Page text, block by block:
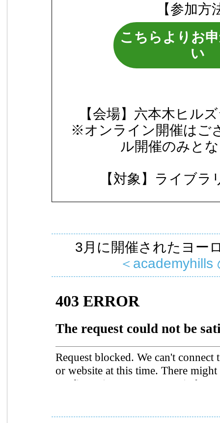
【参加方
こちらよりお
い
【会場】六本木ヒル
※オンライン開催はご
ル開催のみと
【対象】ライブラ
3月に開催されたヨー
＜academyhills